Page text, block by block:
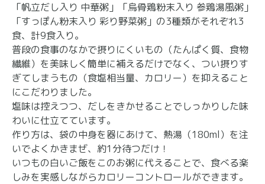
「帆立だし入り 中華粥」「烏骨鶏粉末入り 参鶏湯風粥」
「すっぽん粉末入り 彩り野菜粥」の3種類がそれぞれ3
食、計9食入り。
普段の食事のなかで摂りにくいもの（たんぱく質、食物
繊維）を美味しく簡単に補えるだけでなく、つい摂りす
ぎてしまうもの（食塩相当量、カロリー）を抑えること
にこだわりました。
塩味は控えつつ、だしをきかせることでしっかりした味
わいに仕立てています。
作り方は、袋の中身を器にあけて、熱湯（180ml）を注
いでよくかきまぜ、約1分待つだけ！
いつもの白いご飯をこのお粥に代えることで、食べる楽
しみを実感しながらカロリーコントロールができます。